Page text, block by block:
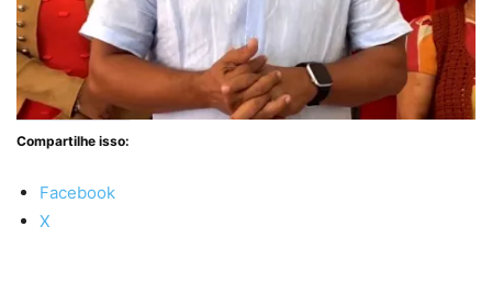
Compartilhe isso:
Facebook
X